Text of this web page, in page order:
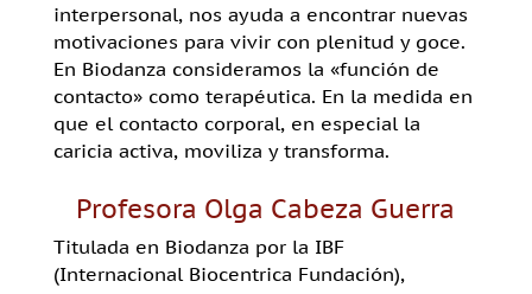
interpersonal, nos ayuda a encontrar nuevas
motivaciones para vivir con plenitud y goce.
En Biodanza consideramos la «función de
contacto» como terapéutica. En la medida en
que el contacto corporal, en especial la
caricia activa, moviliza y transforma.
Profesora Olga Cabeza Guerra
Titulada en Biodanza por la IBF
(Internacional Biocentrica Fundación),